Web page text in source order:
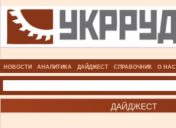
НОВОСТИ АНАЛИТИКА ДАЙДЖЕСТ СПРАВОЧНИК О НАС
ДАЙДЖЕСТ